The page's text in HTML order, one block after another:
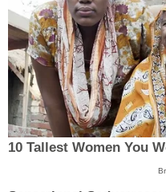
10 Tallest Women You